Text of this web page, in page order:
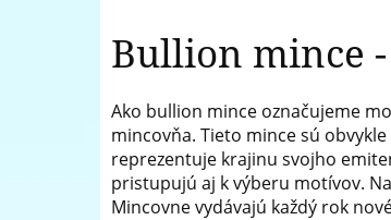
predný
predajca
mincí
a
Bullion mince
Ako bullion mince označujeme
mincovňa. Tieto mince sú
reprezentuje krajinu svojho
pristupujú aj k výberu motívov.
Mincovne vydávajú každý rok